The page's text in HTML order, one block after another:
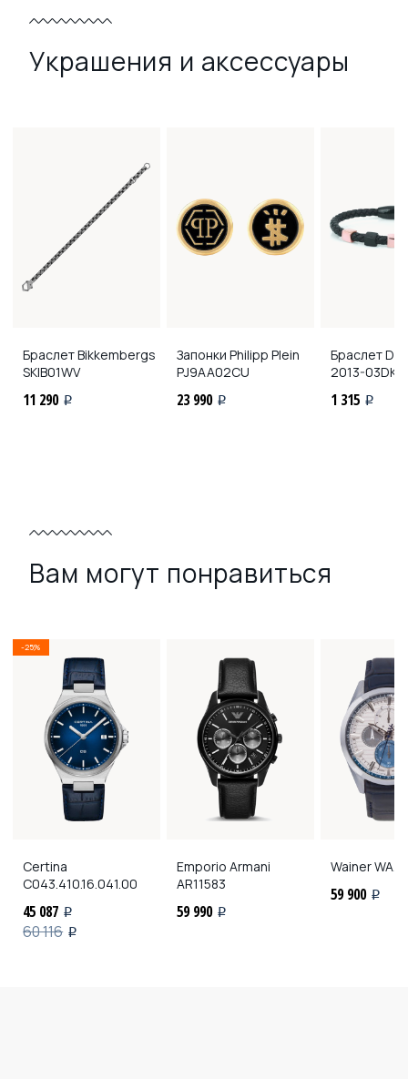
Украшения и аксессуары
Браслет Bikkembergs
SKIB01WV
11 290 i
Запонки Philipp Plein
PJ9AA02CU
23 990 i
Браслет
2013-03DK
1 315 i
Вам могут понравиться
-25%
Certina
C043.410.16.041.00
45 087 i
60 116 i
Emporio Armani
AR11583
59 990 i
Wainer
59 900 i